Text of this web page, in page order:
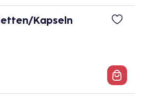
Kapseln